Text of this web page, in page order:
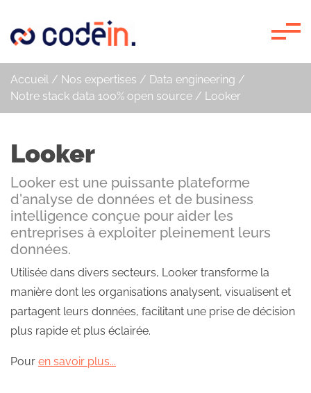
Accueil / Nos expertises / Data engineering /
Notre stack data 100% open source / Looker
Looker
Looker est une puissante plateforme
d'analyse de données et de business
intelligence conçue pour aider les
entreprises à exploiter pleinement leurs
données.
Utilisée dans divers secteurs, Looker transforme la
manière dont les organisations analysent, visualisent et
partagent leurs données, facilitant une prise de décision
plus rapide et plus éclairée.
Pour en savoir plus...